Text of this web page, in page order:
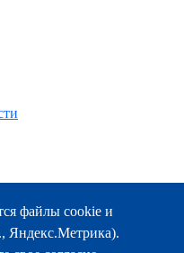
51
файлы cookie и
Яндекс.Метрика).